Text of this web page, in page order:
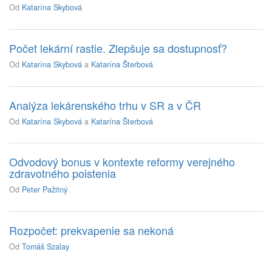
Od Katarína Skybová
Počet lekární rastie. Zlepšuje sa dostupnosť?
Od Katarína Skybová a Katarína Šterbová
Analýza lekárenského trhu v SR a v ČR
Od Katarína Skybová a Katarína Šterbová
Odvodový bonus v kontexte reformy verejného
zdravotného poistenia
Od Peter Pažitný
Rozpočet: prekvapenie sa nekoná
Od Tomáš Szalay